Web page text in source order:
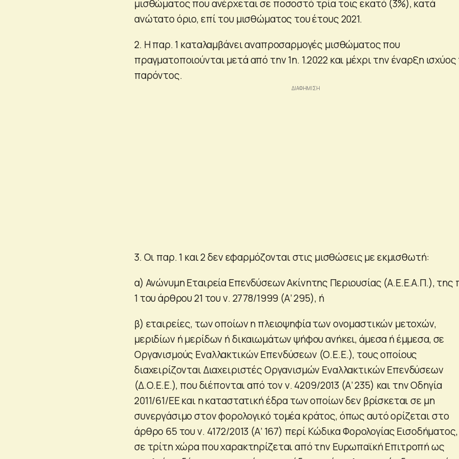
μισθώματος που ανέρχεται σε ποσοστό τρία τοις εκατό (3%), κατά
ανώτατο όριο, επί του μισθώματος του έτους 2021.
2. Η παρ. 1 καταλαμβάνει αναπροσαρμογές μισθώματος που
πραγματοποιούνται μετά από την 1η. 1.2022 και μέχρι την έναρξη
παρόντος.
3. Οι παρ. 1 και 2 δεν εφαρμόζονται στις μισθώσεις με εκμισθωτή:
α) Ανώνυμη Εταιρεία Επενδύσεων Ακίνητης Περιουσίας (Α.Ε.Ε.Α.Π.), της
1 του άρθρου 21 του ν. 2778/1999 (Α’ 295), ή
β) εταιρείες, των οποίων η πλειοψηφία των ονομαστικών μετοχών,
μεριδίων ή μερίδων ή δικαιωμάτων ψήφου ανήκει, άμεσα ή έμμεσα, σε
Οργανισμούς Εναλλακτικών Επενδύσεων (Ο.Ε.Ε.), τους οποίους
διαχειρίζονται Διαχειριστές Οργανισμών Εναλλακτικών Επενδύσεων
(Δ.Ο.Ε.Ε.), που διέπονται από τον ν. 4209/2013 (Α’ 235) και την Οδηγία
2011/61/ΕΕ και η καταστατική έδρα των οποίων δεν βρίσκεται σε μη
συνεργάσιμο στον φορολογικό τομέα κράτος, όπως αυτό ορίζεται στο
άρθρο 65 του ν. 4172/2013 (Α’ 167) περί Κώδικα Φορολογίας Εισοδήματος,
σε τρίτη χώρα που χαρακτηρίζεται από την Ευρωπαϊκή Επιτροπή ως